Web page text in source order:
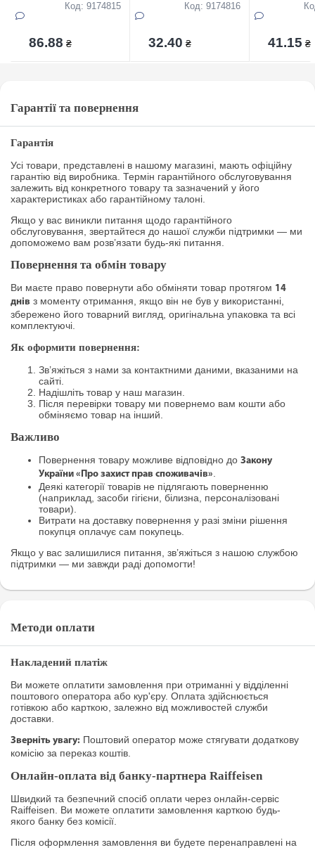
Код: 9174815
86.88 ₴
Код: 9174816
32.40 ₴ 41.15 ₴
Гарантії та повернення
Гарантія
Усі товари, представлені в нашому магазині, мають офіційну
гарантію від виробника. Термін гарантійного обслуговування
залежить від конкретного товару та зазначений у його
характеристиках або гарантійному талоні.
Якщо у вас виникли питання щодо гарантійного
обслуговування, звертайтеся до нашої служби підтримки — ми
допоможемо вам розв’язати будь-які питання.
Повернення та обмін товару
Ви маєте право повернути або обміняти товар протягом 14
днів з моменту отримання, якщо він не був у використанні,
збережено його товарний вигляд, оригінальна упаковка та всі
комплектуючі.
Як оформити повернення:
Зв’яжіться з нами за контактними даними, вказаними на
сайті.
Надішліть товар у наш магазин.
Після перевірки товару ми повернемо вам кошти або
обміняємо товар на інший.
Важливо
Повернення товару можливе відповідно до Закону
України «Про захист прав споживачів».
Деякі категорії товарів не підлягають поверненню
(наприклад, засоби гігієни, білизна, персоналізовані
товари).
Витрати на доставку повернення у разі зміни рішення
покупця оплачує сам покупець.
Якщо у вас залишилися питання, зв’яжіться з нашою службою
підтримки — ми завжди раді допомогти!
Методи оплати
Накладений платіж
Ви можете оплатити замовлення при отриманні у відділенні
поштового оператора або кур'єру. Оплата здійснюється
готівкою або карткою, залежно від можливостей служби
доставки.
Зверніть увагу: Поштовий оператор може стягувати додаткову
комісію за переказ коштів.
Онлайн-оплата від банку-партнера Raiffeisen
Швидкий та безпечний спосіб оплати через онлайн-сервіс
Raiffeisen. Ви можете оплатити замовлення карткою будь-
якого банку без комісії.
Після оформлення замовлення ви будете перенаправлені на